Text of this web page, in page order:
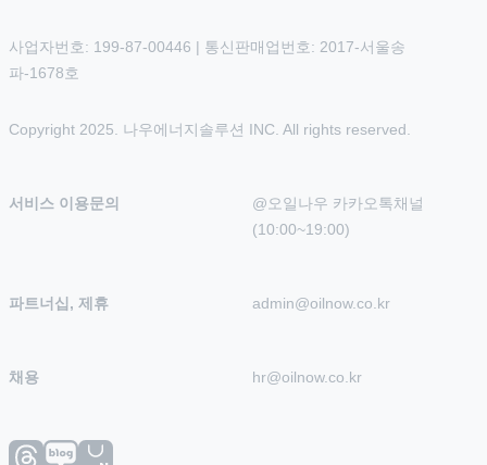
사업자번호: 199-87-00446 | 통신판매업번호: 2017-서울송
파-1678호
Copyright 2025. 나우에너지솔루션 INC. All rights reserved.
서비스 이용문의
@오일나우 카카오톡채널
(10:00~19:00)
파트너십, 제휴 admin@oilnow.co.kr
채용 hr@oilnow.co.kr